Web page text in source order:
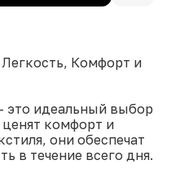
Легкость, Комфорт и
это идеальный выбор
комфорт и
они обеспечат
в течение всего дня.